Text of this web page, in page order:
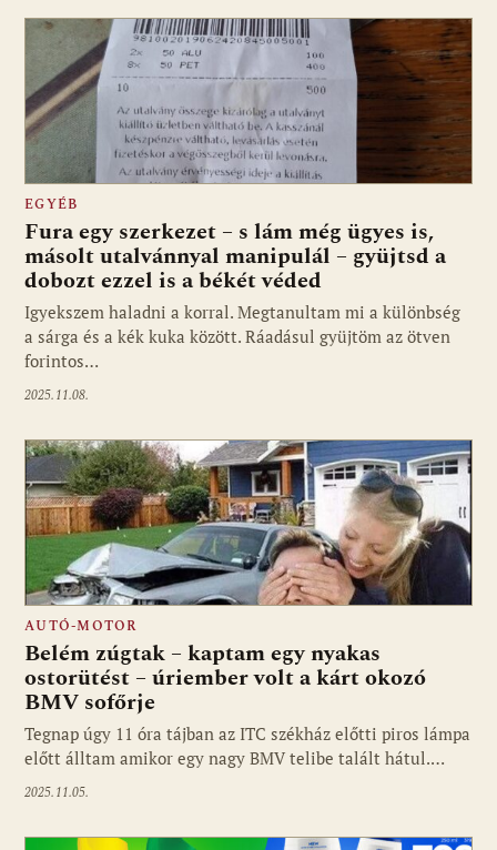
EGYÉB
Fura egy szerkezet – s lám még ügyes is,
másolt utalvánnyal manipulál – gyüjtsd a
dobozt ezzel is a békét véded
Igyekszem haladni a korral. Megtanultam mi a különbség
a sárga és a kék kuka között. Ráadásul gyüjtöm az ötven
forintos…
2025.11.08.
AUTÓ-MOTOR
Belém zúgtak – kaptam egy nyakas
ostorütést – úriember volt a kárt okozó
BMV sofőrje
Tegnap úgy 11 óra tájban az ITC székház előtti piros lámpa
előtt álltam amikor egy nagy BMV telibe talált hátul.…
2025.11.05.